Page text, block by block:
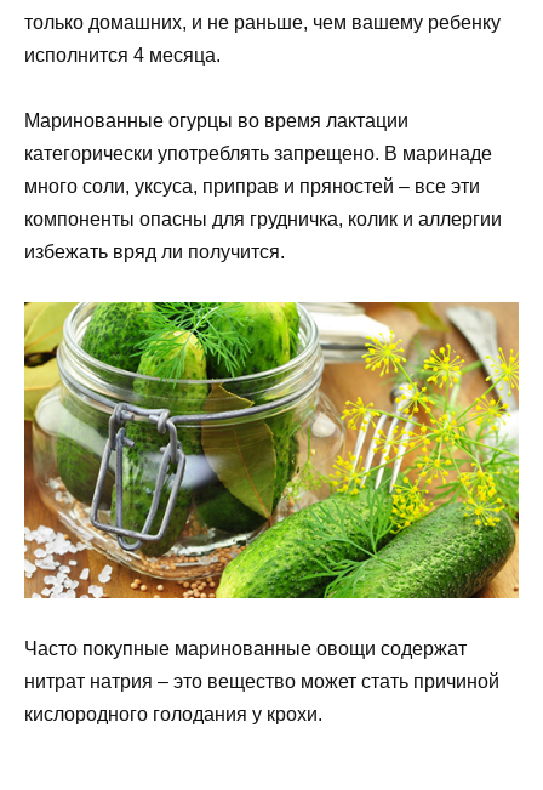
только домашних, и не раньше, чем вашему ребенку
исполнится 4 месяца.
Маринованные огурцы во время лактации
категорически употреблять запрещено. В маринаде
много соли, уксуса, приправ и пряностей – все эти
компоненты опасны для грудничка, колик и аллергии
избежать вряд ли получится.
Часто покупные маринованные овощи содержат
нитрат натрия – это вещество может стать причиной
кислородного голодания у крохи.